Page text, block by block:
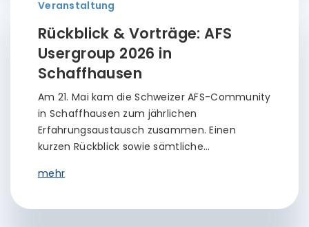
Veranstaltung
Rückblick & Vorträge: AFS
Usergroup 2026 in
Schaffhausen
Am 21. Mai kam die Schweizer AFS-Community
in Schaffhausen zum jährlichen
Erfahrungsaustausch zusammen. Einen
kurzen Rückblick sowie sämtliche…
mehr